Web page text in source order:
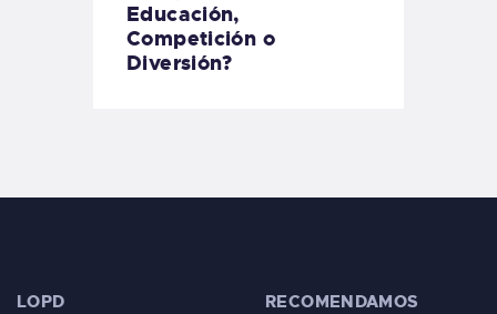
Educación,
Competición o
Diversión?
LOPD RECOMENDAMOS